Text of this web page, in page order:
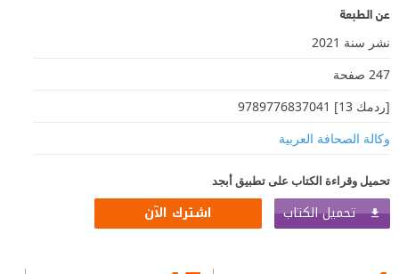
عن الطبعة
نشر سنة 2021
247 صفحة
[ردمك 13] 9789776837041
وكالة الصحافة العربية
تحميل وقراءة الكتاب على تطبيق أبجد
تحميل الكتاب اشترك الآن